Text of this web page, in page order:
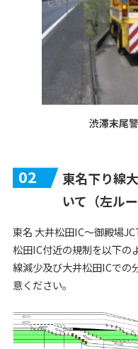
02
東名下り線
いて（左ル
東名 大井松田IC～御殿場
松田IC付近の規制を以下の
線減少及び大井松田ICでの
意ください。